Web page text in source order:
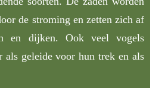
de stroming en zetten zich af
en dijken. Ook veel vogels
als geleide voor hun trek en als